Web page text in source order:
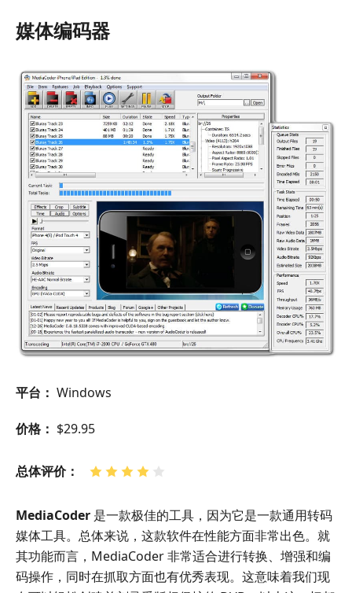
媒体编码器
平台： Windows
价格： $29.95
总体评价：
MediaCoder 是一款极佳的工具，因为它是一款通用转码
媒体工具。总体来说，这款软件在性能方面非常出色。就
其功能而言，MediaCoder 非常适合进行转换、增强和编
码操作，同时在抓取方面也有优秀表现。这意味着我们现